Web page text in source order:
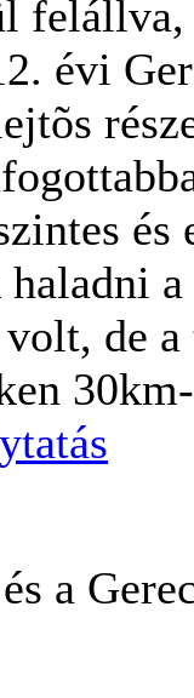
évi
és
de
a